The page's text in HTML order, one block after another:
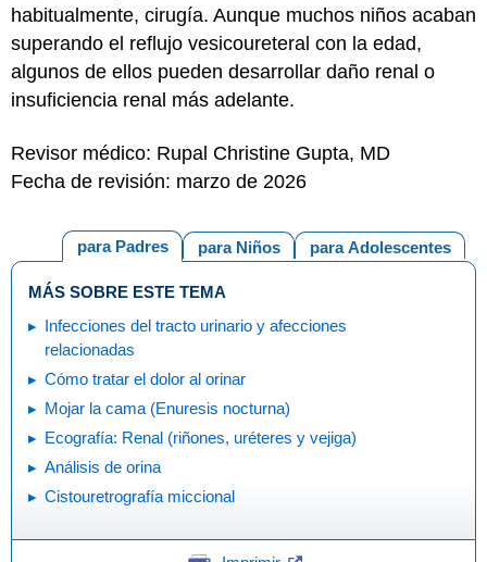
habitualmente, cirugía. Aunque muchos niños acaban
superando el reflujo vesicoureteral con la edad,
algunos de ellos pueden desarrollar daño renal o
insuficiencia renal más adelante.
Revisor médico: Rupal Christine Gupta, MD
Fecha de revisión: marzo de 2026
para Adolescentes
para Niños
para Padres
MÁS SOBRE ESTE TEMA
Infecciones del tracto urinario y afecciones
relacionadas
Cómo tratar el dolor al orinar
Mojar la cama (Enuresis nocturna)
Ecografía: Renal (riñones, uréteres y vejiga)
Análisis de orina
Cistouretrografía miccional